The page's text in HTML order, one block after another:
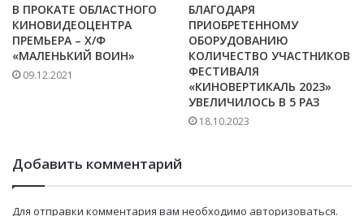
В ПРОКАТЕ ОБЛАСТНОГО
КИНОВИДЕОЦЕНТРА
ПРЕМЬЕРА – Х/Ф
«МАЛЕНЬКИЙ ВОИН»
09.12.2021
БЛАГОДАРЯ
ПРИОБРЕТЕННОМУ
ОБОРУДОВАНИЮ
КОЛИЧЕСТВО УЧАСТНИКОВ
ФЕСТИВАЛЯ
«КИНОВЕРТИКАЛЬ 2023»
УВЕЛИЧИЛОСЬ В 5 РАЗ
18.10.2023
Добавить комментарий
Для отправки комментария вам необходимо авторизоваться.